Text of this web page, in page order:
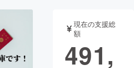
ガジェット
書籍・雑誌
現在の支援総
額
491,